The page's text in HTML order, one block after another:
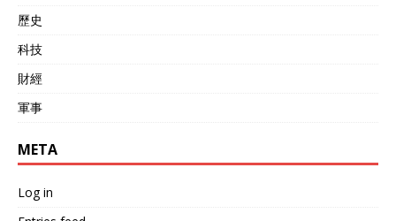
歷史
科技
財經
軍事
META
Log in